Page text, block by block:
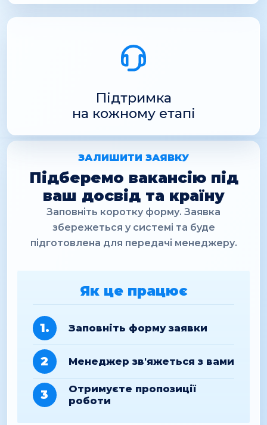
Підтримка
на кожному етапі
ЗАЛИШИТИ ЗАЯВКУ
Підберемо вакансію під
ваш досвід та країну
Заповніть коротку форму. Заявка
збережеться у системі та буде
підготовлена для передачі менеджеру.
Як це працює
1. Заповніть форму заявки
2 Менеджер зв'яжеться з вами
3
Отримуєте пропозиції
роботи